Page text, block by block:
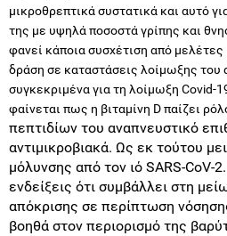
μικροθρεπτικά συστατικά και αυτό
της με υψηλά ποσοστά γρίπης και
φανεί κάποια συσχέτιση από μελέτες
δράση σε καταστάσεις λοίμωξης του
συγκεκριμένα για τη λοίμωξη Covid-
φαίνεται πως η βιταμίνη D παίζει
πεπτιδίων του αναπνευστικό
αντιμικροβιακά. Ως εκ τούτου
μόλυνσης από τον ιό SARS-CoV-
ενδείξεις ότι συμβάλλει στη
απόκρισης σε περίπτωση
βοηθά στον περιορισμό της